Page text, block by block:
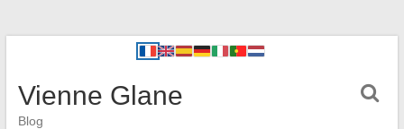
Vienne Glane
Blog